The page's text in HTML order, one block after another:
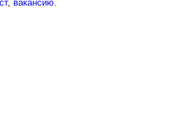
, вакансию.